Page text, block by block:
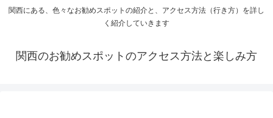
関西にある、色々なお勧めスポットの紹介と、アクセス方法（行き方）を詳し
く紹介していきます
関西のお勧めスポットのアクセス方法と楽しみ方